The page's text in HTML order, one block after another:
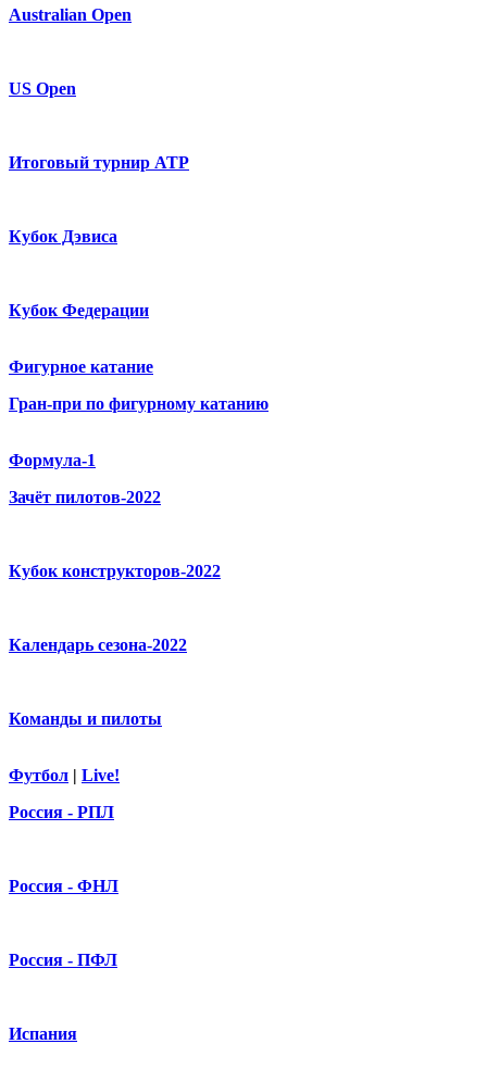
Australian Open
US Open
Итоговый турнир ATP
Кубок Дэвиса
Кубок Федерации
Фигурное катание
Гран-при по фигурному катанию
Формула-1
Зачёт пилотов-2022
Кубок конструкторов-2022
Календарь сезона-2022
Команды и пилоты
Футбол | Live!
Россия - РПЛ
Россия - ФНЛ
Россия - ПФЛ
Испания